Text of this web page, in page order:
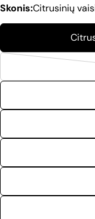
Skonis:Citrusinių